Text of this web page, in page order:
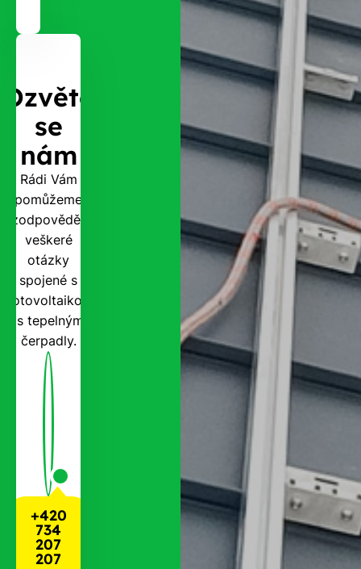
Ozvěte
se
nám
Rádi Vám
pomůžeme
zodpovědět
veškeré
otázky
spojené s
fotovoltaikou
i s tepelnými
čerpadly.
+420
734
207
207